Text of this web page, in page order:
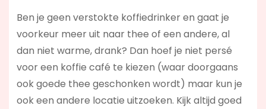
Ben je geen verstokte koffiedrinker en gaat je
voorkeur meer uit naar thee of een andere, al
dan niet warme, drank? Dan hoef je niet persé
voor een koffie café te kiezen (waar doorgaans
ook goede thee geschonken wordt) maar kun je
ook een andere locatie uitzoeken. Kijk altijd goed